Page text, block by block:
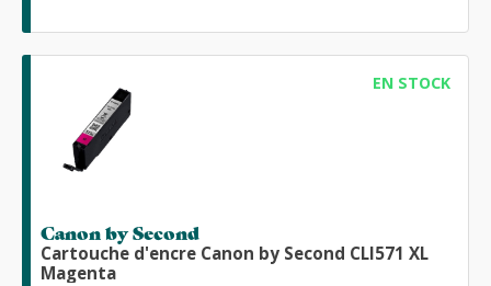
EN STOCK
Canon by Second
Cartouche d'encre Canon by Second CLI571 XL
Magenta